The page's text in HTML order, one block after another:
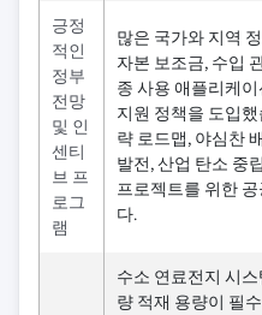
긍정
적인
정부
전망
및 인
센티
브 프
로그
램
많은 국가와 지역
자본 보조금, 수입
종 사용 애플리케
지원 정책을 도입
략 로드맵, 야심찬
발전, 산업 탄소 중
프로젝트를 위한
다.
수소 연료전지 시
량 적재 용량이 필